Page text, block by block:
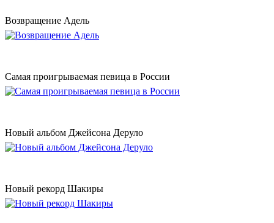
Возвращение Адель
Самая проигрываемая певица в России
Новый альбом Джейсона Деруло
Новый рекорд Шакиры